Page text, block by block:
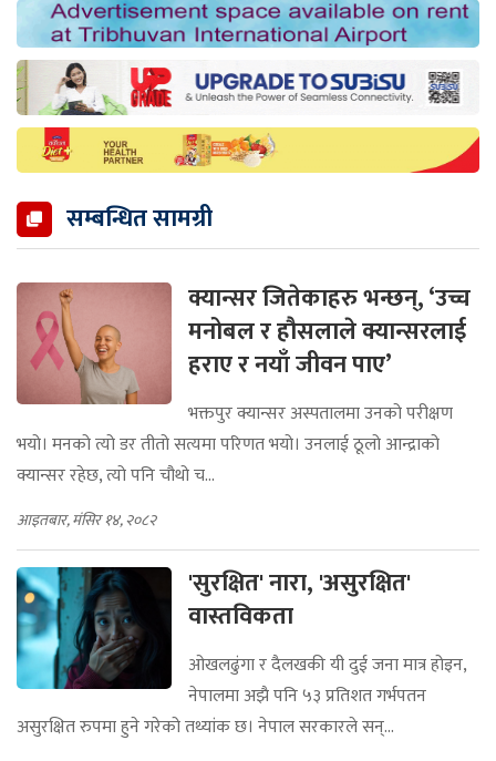
सम्बन्धित सामग्री
क्यान्सर जितेकाहरु भन्छन्, ‘उच्च
मनोबल र हौसलाले क्यान्सरलाई
हराए र नयाँ जीवन पाए’
भक्तपुर क्यान्सर अस्पतालमा उनको परीक्षण
भयो। मनको त्यो डर तीतो सत्यमा परिणत भयो। उनलाई ठूलो आन्द्राको
क्यान्सर रहेछ, त्यो पनि चौथो च...
आइतबार, मंसिर १४, २०८२
'सुरक्षित' नारा, 'असुरक्षित'
वास्तविकता
ओखलढुंगा र दैलखकी यी दुई जना मात्र होइन,
नेपालमा अझै पनि ५३ प्रतिशत गर्भपतन
असुरक्षित रुपमा हुने गरेको तथ्यांक छ। नेपाल सरकारले सन्...